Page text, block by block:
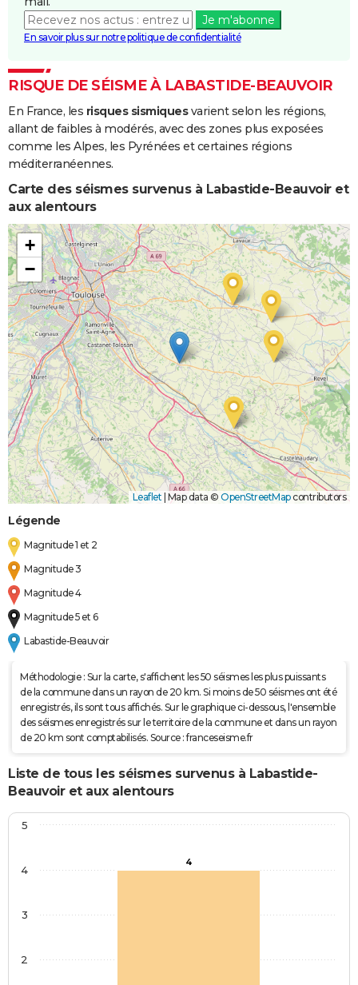
Je m'abonne
En savoir plus sur notre politique de confidentialité
RISQUE DE SÉISME À LABASTIDE-BEAUVOIR
En France, les risques sismiquesvarient selon les régions,
allant de faibles à modérés, avec des zones plus exposées
comme les Alpes, les Pyrénées et certaines régions
méditerranéennes.
Carte des séismes survenus à Labastide-Beauvoir et
aux alentours
+
−
Leaflet Map data © OpenStreetMapcontributors
Légende
Magnitude 1 et 2
Magnitude 3
Magnitude 4
Magnitude 5 et 6
Labastide-Beauvoir
Méthodologie : Sur la carte, s'affichent les 50 séismes les plus puissants
de la commune dans un rayon de 20 km. Si moins de 50 séismes ont été
enregistrés, ils sont tous affichés. Sur le graphique ci-dessous, l'ensemble
des séismes enregistrés sur le territoire de la commune et dans un rayon
de 20 km sont comptabilisés. Source : franceseisme.fr
Liste de tous les séismes survenus à Labastide-
Beauvoir et aux alentours
4
2
3
4
5